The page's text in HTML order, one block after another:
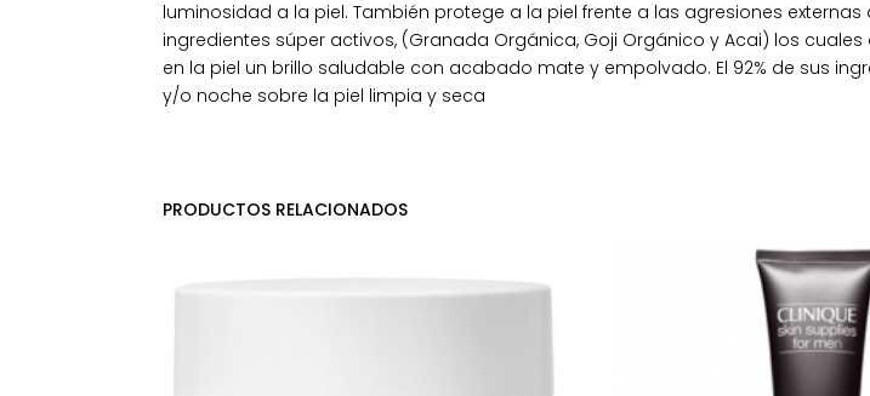
luminosidad a la piel. También protege a la piel frente a las agresiones
ingredientes súper activos, (Granada Orgánica, Goji Orgánico y Acai) los
en la piel un brillo saludable con acabado mate y empolvado. El 92% de sus
y/o noche sobre la piel limpia y seca
PRODUCTOS RELACIONADOS